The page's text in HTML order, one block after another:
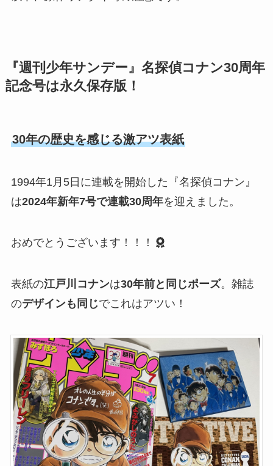
『週刊少年サンデー』名探偵コナン30周年
記念号は永久保存版！
30年の歴史を感じる激アツ表紙
1994年1月5日に連載を開始した『名探偵コナン』
は2024年新年7号で連載30周年を迎えました。
おめでとうございます！！！
表紙の江戸川コナンは30年前と同じポーズ。雑誌
のデザインも同じでこれはアツい！